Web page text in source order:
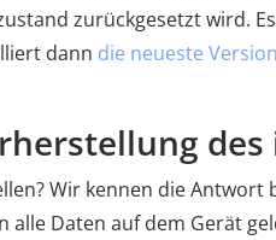
zurückgesetzt wird.
dann die neueste
des
Wir kennen die Antwort
Daten auf dem Gerät